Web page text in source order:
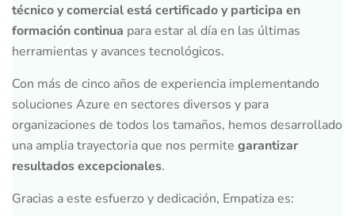
técnico y comercial está certificado y participa en
formación continua para estar al día en las últimas
herramientas y avances tecnológicos.
Con más de cinco años de experiencia implementando
soluciones Azure en sectores diversos y para
organizaciones de todos los tamaños, hemos desarrollado
una amplia trayectoria que nos permite garantizar
resultados excepcionales.
Gracias a este esfuerzo y dedicación, Empatiza es: